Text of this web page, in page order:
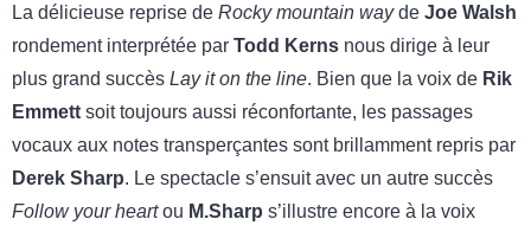
La délicieuse reprise de Rocky mountain wayde Joe Walsh
rondement interprétée par Todd Kerns nous dirige à leur
plus grand succès Lay it on the line. Bien que la voix de Rik
Emmett soit toujours aussi réconfortante, les passages
vocaux aux notes transperçantes sont brillamment repris par
Derek Sharp. Le spectacle s’ensuit avec un autre succès
Follow your heartou M.Sharp s’illustre encore à la voix